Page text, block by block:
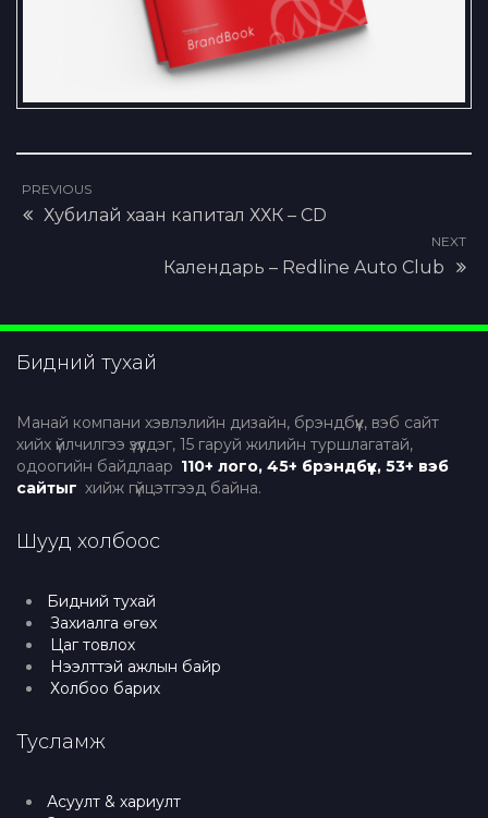
PREVIOUS
Хубилай хаан капитал ХХК – CD
NEXT
Календарь – Redline Auto Club
Бидний тухай
Манай компани хэвлэлийн дизайн, брэндбүүк, вэб сайт
хийх үйлчилгээ үзүүлдэг, 15 гаруй жилийн туршлагатай,
одоогийн байдлаар 110+ лого, 45+ брэндбүүк, 53+ вэб
сайтыг хийж гүйцэтгээд байна.
Шууд холбоос
Бидний тухай
Захиалга өгөх
Цаг товлох
Нээлттэй ажлын байр
Холбоо барих
Тусламж
Асуулт & хариулт